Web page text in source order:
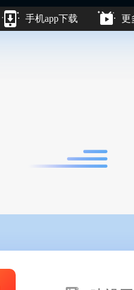
手机app下载 更